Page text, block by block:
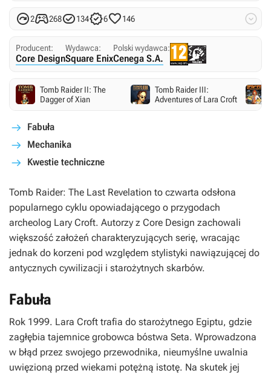
22681346146 
Producent:
Core Design
Wydawca:
Square Enix
Polski wydawca:
Cenega S.A.
Tomb Raider II: The
Dagger of Xian
Tomb Raider III:
Adventures of Lara Croft
Fabuła
Mechanika
Kwestie techniczne
Tomb Raider: The Last Revelation to czwarta odsłona
popularnego cyklu opowiadającego o przygodach
archeolog Lary Croft. Autorzy z Core Design zachowali
większość założeń charakteryzujących serię, wracając
jednak do korzeni pod względem stylistyki nawiązującej do
antycznych cywilizacji i starożytnych skarbów.
Fabuła
Rok 1999. Lara Croft trafia do starożytnego Egiptu, gdzie
zagłębia tajemnice grobowca bóstwa Seta. Wprowadzona
w błąd przez swojego przewodnika, nieumyślne uwalnia
uwięzioną przed wiekami potężną istotę. Na skutek jej